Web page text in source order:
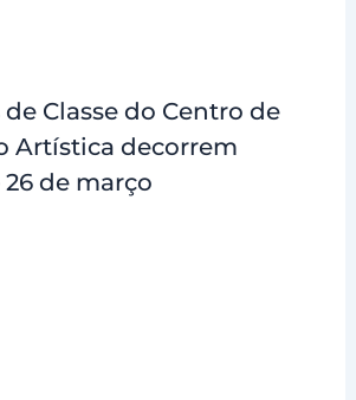
Classe do Centro de
Artística decorrem
26 de março